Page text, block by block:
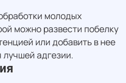
молодых
можно развести побелку
или добавить в нее
адгезии.